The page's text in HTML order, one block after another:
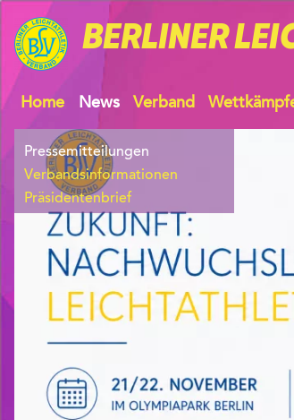
BERLINER
Home News Verband
Pressemitteilungen
Verbandsinformationen
Präsidentenbrief